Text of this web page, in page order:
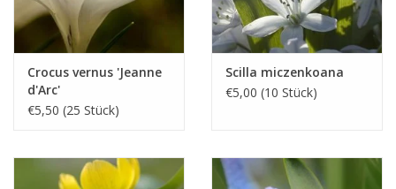
Crocus vernus 'Jeanne
d'Arc'
€5,50 (25 Stück)
Scilla miczenkoana
€5,00 (10 Stück)